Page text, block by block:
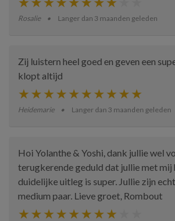
Rosalie Langer dan 3 maanden geleden
Zij luistern heel goed en geven een
klopt altijd
Heidemarie Langer dan 3 maanden geleden
Hoi Yolanthe & Yoshi, dank jullie wel
terugkerende geduld dat jullie met mij
duidelijke uitleg is super. Jullie zijn
medium paar. Lieve groet, Rombout